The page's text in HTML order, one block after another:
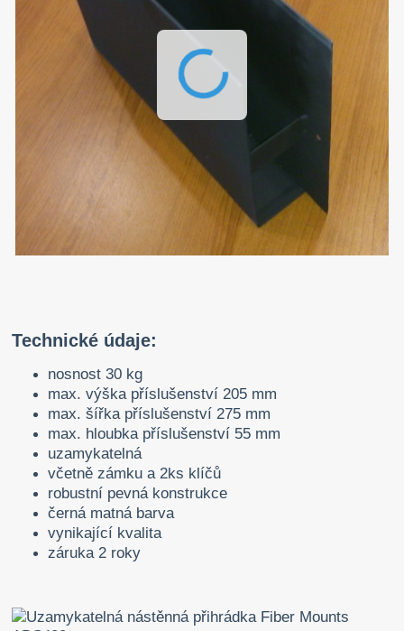
Technické údaje:
nosnost 30 kg
max. výška příslušenství 205 mm
max. šířka příslušenství 275 mm
max. hloubka příslušenství 55 mm
uzamykatelná
včetně zámku a 2ks klíčů
robustní pevná konstrukce
černá matná barva
vynikající kvalita
záruka 2 roky